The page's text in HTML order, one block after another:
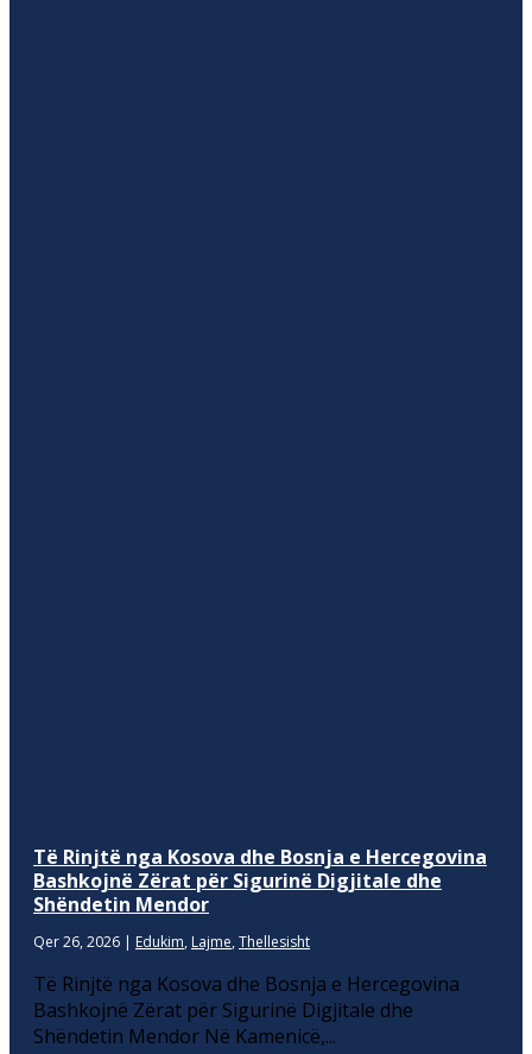
Të Rinjtë nga Kosova dhe Bosnja e Hercegovina
Bashkojnë Zërat për Sigurinë Digjitale dhe
Shëndetin Mendor
Qer 26, 2026 | Edukim, Lajme, Thellesisht
Të Rinjtë nga Kosova dhe Bosnja e Hercegovina
Bashkojnë Zërat për Sigurinë Digjitale dhe
Shëndetin Mendor Në Kamenicë,...